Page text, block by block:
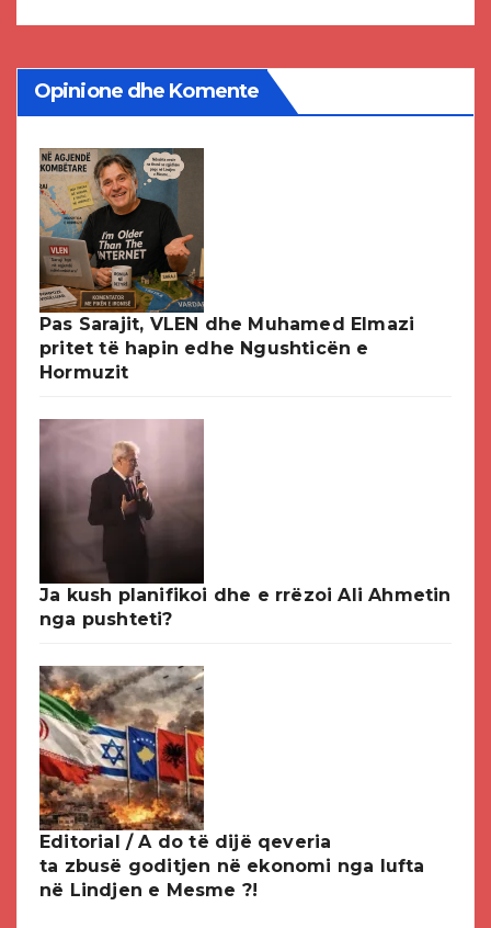
Opinione dhe Komente
Pas Sarajit, VLEN dhe Muhamed Elmazi
pritet të hapin edhe Ngushticën e
Hormuzit
Ja kush planifikoi dhe e rrëzoi Ali Ahmetin
nga pushteti?
Editorial / A do të dijë qeveria
ta zbusë goditjen në ekonomi nga lufta
në Lindjen e Mesme ?!